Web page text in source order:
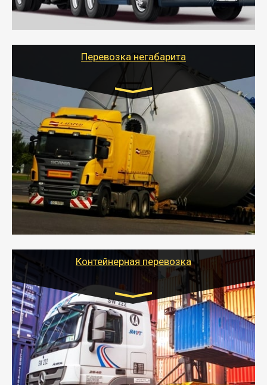
- Тайгер Логистик поможет быстро перевезти
скоропортящиеся продукты в любой город России с
Перевозка негабарита
Цена за км. Рассчитывается
индивидуально
- Перевозка техники и негабаритных грузов
осуществляется после получения разрешения на
перевозку (обычно 7-14 дней).
- Тайгер Логистик в короткие сроки поможет вам
качественно и безопасно перевезти негабаритные
грузы по всей России тралом, манипулятором и
другим транспортом и подобрать оптимальный
Контейнерная перевозка
Цена за км. Рассчитывается
индивидуально
- Контейнерные грузоперевозки на специальном
оборудованном транспорте быстро, качественно и
безопасно.